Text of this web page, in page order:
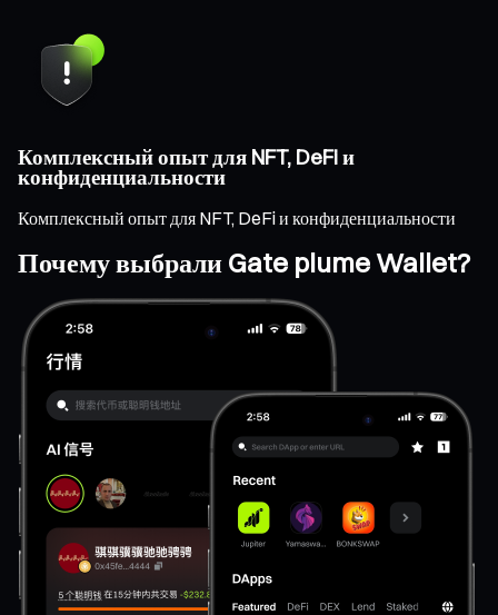
Комплексный опыт для NFT, DeFi и
конфиденциальности
Комплексный опыт для NFT, DeFi и конфиденциальности
Почему выбрали Gate plume Wallet?